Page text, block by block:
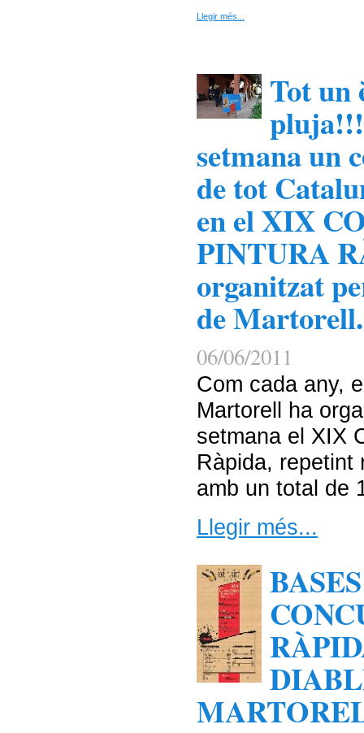
Llegir més...
Tot un
setmana un
de tot
en el XIX
PINTURA
organitzat
de Martorell.
06/06/2011
Com cada any,
Martorell ha
setmana el XIX
Ràpida, repetint
amb un total de
Llegir més...